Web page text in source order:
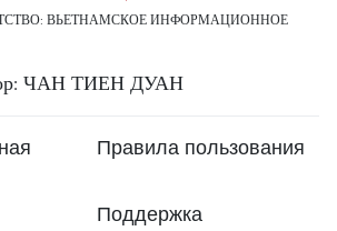
ВЬЕТНАМСКОЕ ИНФОРМАЦИОННОЕ
ЧАН ТИЕН ДУАН
Правила пользования
Поддержка